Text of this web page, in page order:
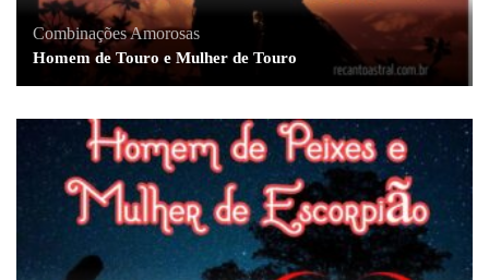
Combinações Amorosas
Homem de Touro e Mulher de Touro